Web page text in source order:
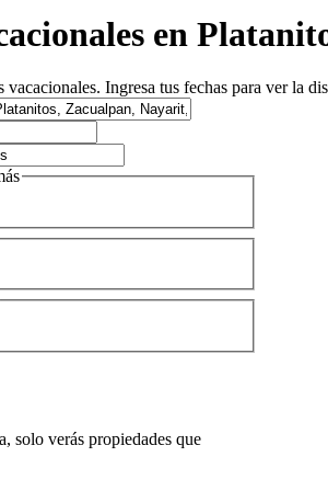
en
vacacionales. Ingresa tus fechas para ver la
solo verás propiedades que